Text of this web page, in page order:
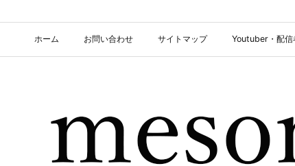
ホーム お問い合わせ サイトマップ Youtuber・配信